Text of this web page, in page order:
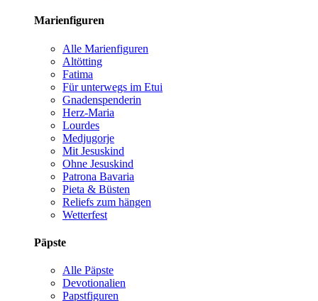
Marienfiguren
Alle Marienfiguren
Altötting
Fatima
Für unterwegs im Etui
Gnadenspenderin
Herz-Maria
Lourdes
Medjugorje
Mit Jesuskind
Ohne Jesuskind
Patrona Bavaria
Pieta & Büsten
Reliefs zum hängen
Wetterfest
Päpste
Alle Päpste
Devotionalien
Papstfiguren